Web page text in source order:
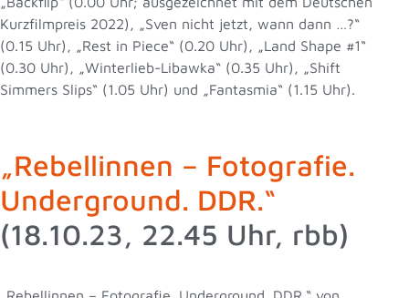
Kurzfilmpreis 2022), „Sven nicht jetzt, wann dann …?“
(0.15 Uhr), „Rest in Piece“ (0.20 Uhr), „Land Shape #1“
(0.30 Uhr), „Winterlieb-Libawka“ (0.35 Uhr), „Shift
Simmers Slips“ (1.05 Uhr) und „Fantasmia“ (1.15 Uhr).
„Rebellinnen – Fotografie.
Underground. DDR.“
(18.10.23, 22.45 Uhr, rbb)